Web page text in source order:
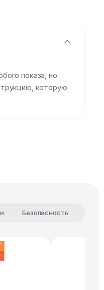
показа, но
которую
Безопасность